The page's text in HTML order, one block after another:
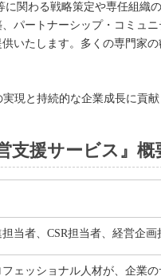
関わる戦略策定や専任組
パートナーシップ・コミュ
いたします。多くの専門家
現と持続的な企業成長に貢献
支援サービス』概
当者、CSR担当者、経営企画
ェッショナル人材が、企業